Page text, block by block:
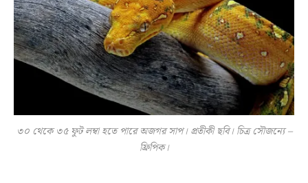
৩০ থেকে ৩৫ ফুট লম্বা হতে পারে অজগর সাপ। প্রতীকী ছবি। চিত্র সৌজন্যে –
ফ্রিপিক।